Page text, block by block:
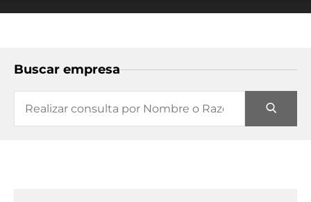
Buscar empresa